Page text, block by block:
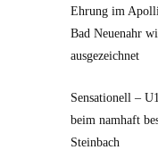
Ehrung im
Bad Neuenahr
ausgezeichnet
Sensationell –
beim namhaft
Steinbach